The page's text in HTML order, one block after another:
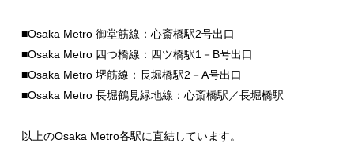
■Osaka Metro 御堂筋線：心斎橋駅2号出口
■Osaka Metro 四つ橋線：四ツ橋駅1－B号出口
■Osaka Metro 堺筋線：長堀橋駅2－A号出口
■Osaka Metro 長堀鶴見緑地線：心斎橋駅／長堀橋駅
以上のOsaka Metro各駅に直結しています。